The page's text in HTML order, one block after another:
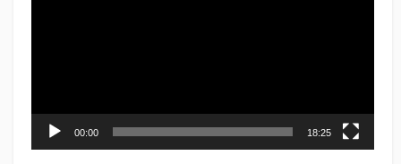
00:00 18:25